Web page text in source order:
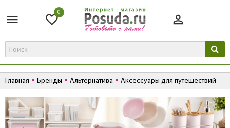
0
Главная Бренды Альтернатива Аксессуары для путешествий